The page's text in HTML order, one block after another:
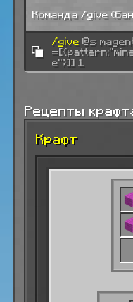
Команда /give
/give @s
e"}]] 1
Рецепты
Крафт